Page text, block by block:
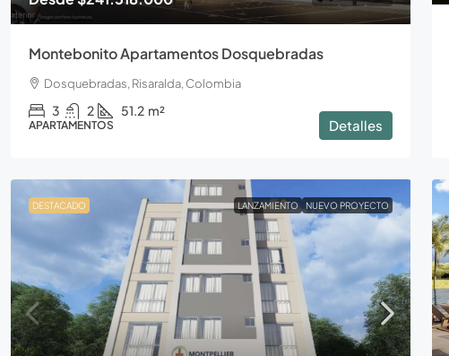
Montebonito Apartamentos Dosquebradas
Dosquebradas, Risaralda, Colombia
3 2 51.2 m²
APARTAMENTOS Detalles
DESTACADO LANZAMIENTO NUEVO PROYECTO